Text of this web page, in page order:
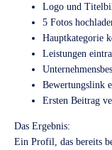
Logo und
5 Fotos
Hauptkategorie
Leistungen
Bewertungslink
Ersten Beitrag
Das Ergebnis:
Ein Profil, das bereits